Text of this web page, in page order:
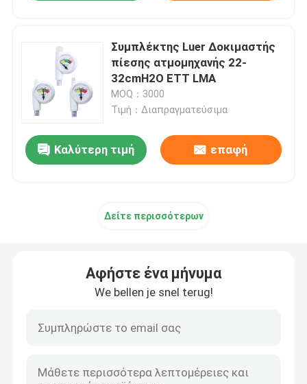
Συμπλέκτης Luer Δοκιμαστής
πίεσης ατμομηχανής 22-
32cmH2O ETT LMA
MOQ：3000
Τιμή：Διαπραγματεύσιμα
Καλύτερη τιμή επαφή
Δείτε περισσότερων
Αφήστε ένα μήνυμα
We bellen je snel terug!